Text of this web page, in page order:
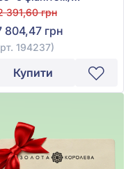
арт.
391,60 грн
804,47 грн
194237)
Купити